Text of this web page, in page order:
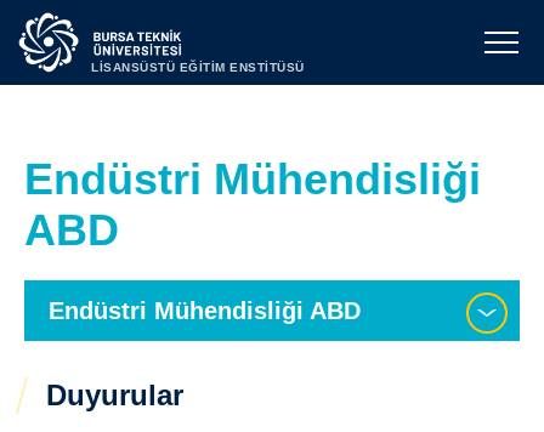
LİSANSÜSTÜ EĞİTİM ENSTİTÜSÜ
Endüstri Mühendisliği
ABD
Endüstri Mühendisliği ABD
Duyurular